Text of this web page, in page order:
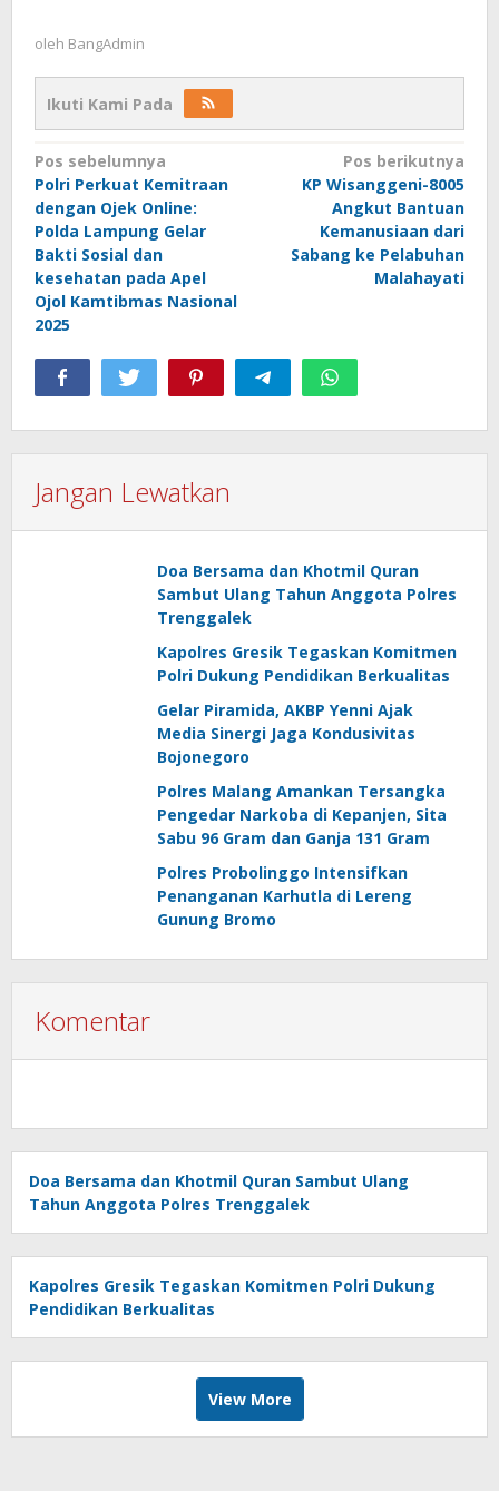
oleh BangAdmin
Ikuti Kami Pada
Navigasi
pos
Pos sebelumnya
Polri Perkuat Kemitraan
dengan Ojek Online:
Polda Lampung Gelar
Bakti Sosial dan
kesehatan pada Apel
Ojol Kamtibmas Nasional
2025
Pos berikutnya
KP Wisanggeni-8005
Angkut Bantuan
Kemanusiaan dari
Sabang ke Pelabuhan
Malahayati
Jangan Lewatkan
Doa Bersama dan Khotmil Quran
Sambut Ulang Tahun Anggota Polres
Trenggalek
Kapolres Gresik Tegaskan Komitmen
Polri Dukung Pendidikan Berkualitas
Gelar Piramida, AKBP Yenni Ajak
Media Sinergi Jaga Kondusivitas
Bojonegoro
Polres Malang Amankan Tersangka
Pengedar Narkoba di Kepanjen, Sita
Sabu 96 Gram dan Ganja 131 Gram
Polres Probolinggo Intensifkan
Penanganan Karhutla di Lereng
Gunung Bromo
Komentar
Doa Bersama dan Khotmil Quran Sambut Ulang
Tahun Anggota Polres Trenggalek
Kapolres Gresik Tegaskan Komitmen Polri Dukung
Pendidikan Berkualitas
View More